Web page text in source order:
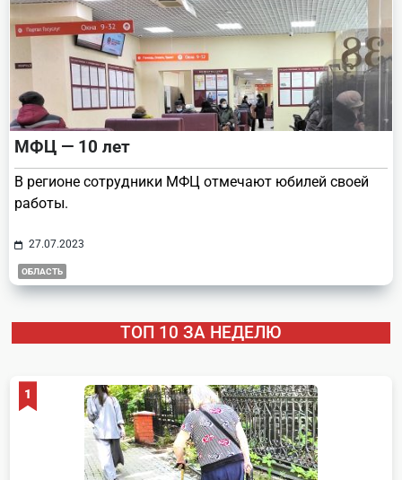
МФЦ — 10 лет
В регионе сотрудники МФЦ отмечают юбилей своей
работы.
27.07.2023
ОБЛАСТЬ
ТОП 10 ЗА НЕДЕЛЮ